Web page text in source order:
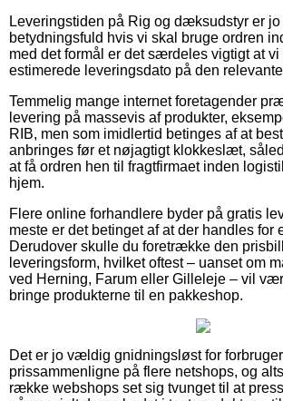
Leveringstiden på Rig og dæksudstyr er
betydningsfuld hvis vi skal bruge ordren
med det formål er det særdeles vigtigt at vi
estimerede leveringsdato på den
Temmelig mange internet foretagender
levering på massevis af produkter,
RIB, men som imidlertid betinges af at
anbringes før et nøjagtigt klokkeslæt,
at få ordren hen til fragtfirmaet inden
hjem.
Flere online forhandlere byder på gratis
meste er det betinget af at der handles for
Derudover skulle du foretrække den
leveringsform, hvilket oftest – uanset om
ved Herning, Farum eller Gilleleje – vil
bringe produkterne til en pakkeshop.
Det er jo vældig gnidningsløst for
prissammenligne på flere netshops, og
række webshops set sig tvunget til at